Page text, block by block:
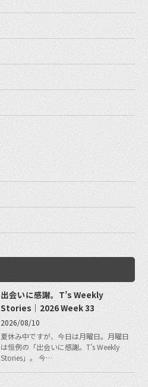
出会いに感謝。T’s Weekly
Stories｜2026 Week 33
2026/08/10
夏休み中ですが、今日は月曜日。月曜日
は恒例の「出会いに感謝。T’s Weekly
Stories」。 今…